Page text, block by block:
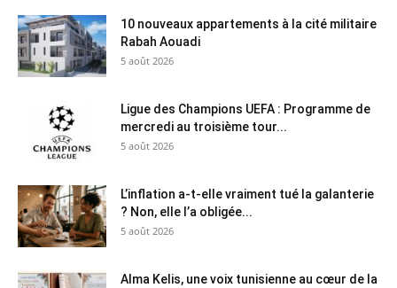
10 nouveaux appartements à la cité militaire
Rabah Aouadi
5 août 2026
Ligue des Champions UEFA : Programme de
mercredi au troisième tour...
5 août 2026
L’inflation a-t-elle vraiment tué la galanterie
? Non, elle l’a obligée...
5 août 2026
Alma Kelis, une voix tunisienne au cœur de la